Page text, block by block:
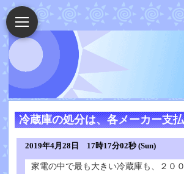
冷蔵庫の処分は、各メーカー支払
2019年4月28日 17時17分02秒 (Sun)
家電の中で最も大きい冷蔵庫も、２０